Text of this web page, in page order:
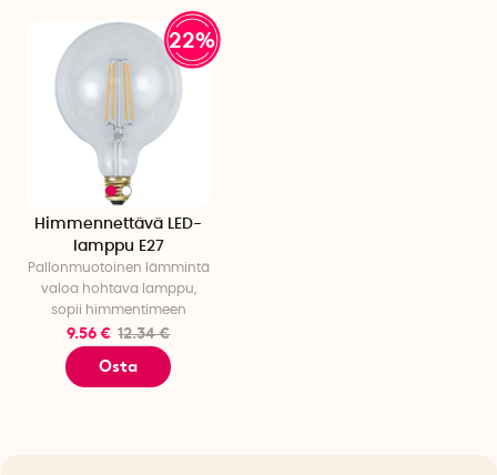
22%
Himmennettävä LED-
lamppu E27
Pallonmuotoinen lämmintä
valoa hohtava lamppu,
sopii himmentimeen
9.56 € 12.34 €
Osta